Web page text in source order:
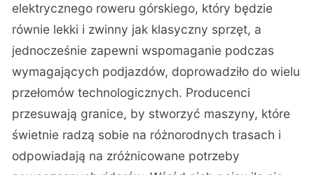
elektrycznego roweru górskiego, który będzie
równie lekki i zwinny jak klasyczny sprzęt, a
jednocześnie zapewni wspomaganie podczas
wymagających podjazdów, doprowadziło do wielu
przełomów technologicznych. Producenci
przesuwają granice, by stworzyć maszyny, które
świetnie radzą sobie na różnorodnych trasach i
odpowiadają na zróżnicowane potrzeby